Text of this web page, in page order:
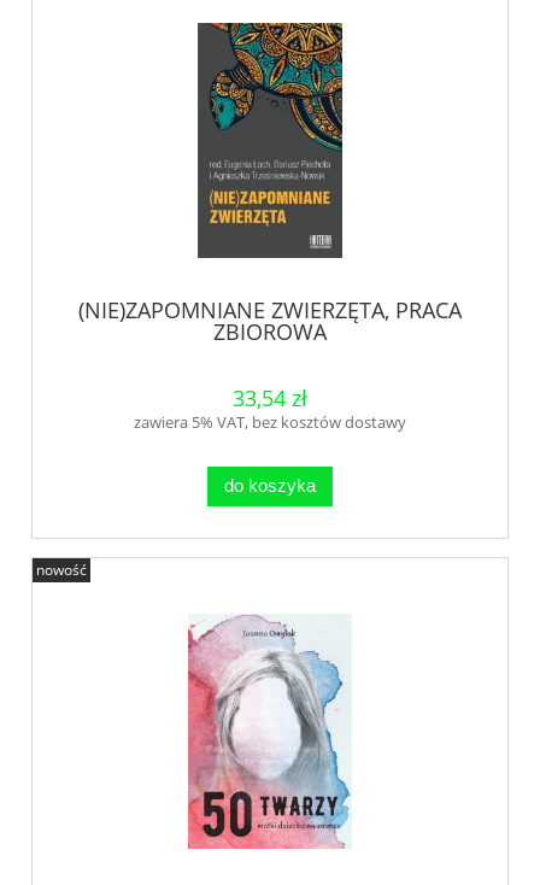
(NIE)ZAPOMNIANE ZWIERZĘTA, PRACA
ZBIOROWA
33,54 zł
zawiera 5% VAT, bez kosztów dostawy
do koszyka
nowość